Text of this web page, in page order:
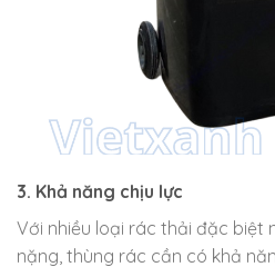
3. Khả năng chịu lực
Với nhiều loại rác thải đặc biệt
nặng, thùng rác cần có khả